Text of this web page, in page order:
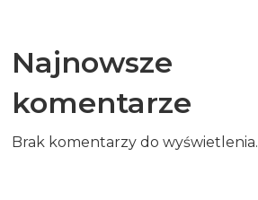
Najnowsze
komentarze
Brak komentarzy do wyświetlenia.